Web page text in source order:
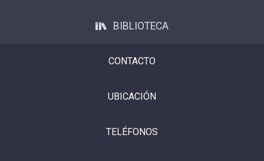
BIBLIOTECA
CONTACTO
UBICACIÓN
TELÉFONOS